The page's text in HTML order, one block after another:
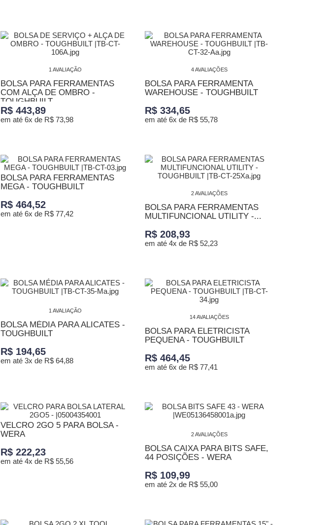
1 AVALIAÇÃO
BOLSA PARA FERRAMENTAS
COM ALÇA DE OMBRO -
TOUGHBUILT
R$ 443,89
em até 6x de R$ 73,98
4 AVALIAÇÕES
BOLSA PARA FERRAMENTA
WAREHOUSE - TOUGHBUILT
R$ 334,65
em até 6x de R$ 55,78
BOLSA PARA FERRAMENTAS
MEGA - TOUGHBUILT
R$ 464,52
em até 6x de R$ 77,42
2 AVALIAÇÕES
BOLSA PARA FERRAMENTAS
MULTIFUNCIONAL UTILITY -...
R$ 208,93
em até 4x de R$ 52,23
1 AVALIAÇÃO
BOLSA MÉDIA PARA ALICATES -
TOUGHBUILT
R$ 194,65
em até 3x de R$ 64,88
14 AVALIAÇÕES
BOLSA PARA ELETRICISTA
PEQUENA - TOUGHBUILT
R$ 464,45
em até 6x de R$ 77,41
VELCRO 2GO 5 PARA BOLSA -
WERA
R$ 222,23
em até 4x de R$ 55,56
2 AVALIAÇÕES
BOLSA CAIXA PARA BITS SAFE,
44 POSIÇÕES - WERA
R$ 109,99
em até 2x de R$ 55,00